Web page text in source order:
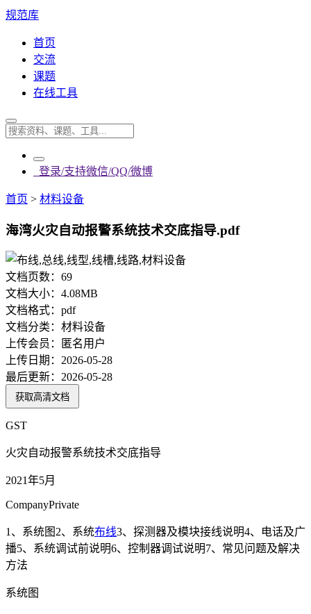
规范库
首页
交流
课题
在线工具
登录/支持微信/QQ/微博
首页 > 材料设备
海湾火灾自动报警系统技术交底指导.pdf
文档页数： 69
文档大小： 4.08MB
文档格式： pdf
文档分类： 材料设备
上传会员：
匿名用户
上传日期： 2026-05-28
最后更新： 2026-05-28
获取高清文档
GST
火灾自动报警系统技术交底指导
2021年5月
CompanyPrivate
1、系统图2、系统布线3、探测器及模块接线说明4、电话及广
播5、系统调试前说明6、控制器调试说明7、常见问题及解决
方法
系统图